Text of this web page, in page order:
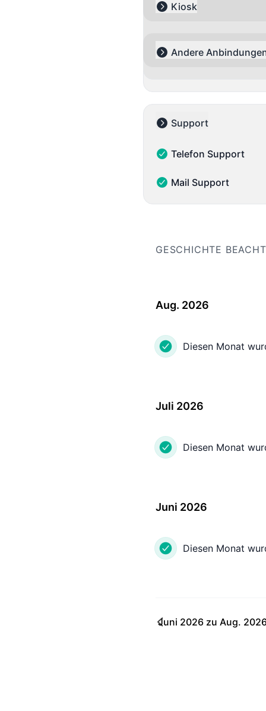
Expand group
Kiosk
Expand group
Andere
Collapse group
Support
Telefon Support -
Telefon Support
Mail Support -
Mail Support
GESCHICHTE
Aug. 2026
Diesen Monat
Juli 2026
Diesen Monat
Juni 2026
Diesen Monat
Juni 2026 zu Aug.